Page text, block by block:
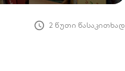
2 წუთი წასაკითხად